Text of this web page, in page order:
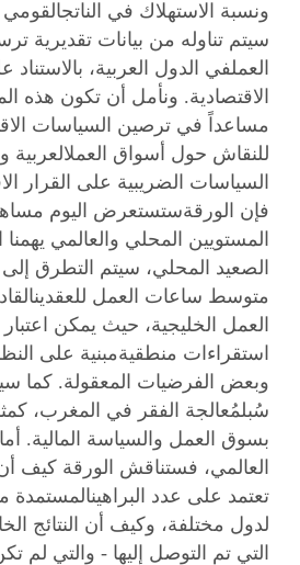
ونسبة الاستهلاك في الناتجالقومي
سيتم تناوله من بيانات تقديرية
العملفي الدول العربية، بالاستناد
الاقتصادية. ونأمل أن تكون هذه
مساعداً في ترصين السياسات
للنقاش حول أسواق العملالعربية
السياسات الضريبية على القرار
فإن الورقةستستعرض اليوم
المستويين المحلي والعالمي يهمنا
الصعيد المحلي، سيتم التطرق
متوسط ساعات العمل
العمل الخليجية، حيث يمكن اعتبار
استقراءات منطقيةمبنية على
وبعض الفرضيات المعقولة. كما
سُبلمُعالجة الفقر في المغرب،
بسوق العمل والسياسة المالية.
العالمي، فستناقش الورقة كيف
تعتمد على عدد البراهينالمستمدة
لدول مختلفة، وكيف أن النتائج
التي تم التوصل إليها - والتي لم